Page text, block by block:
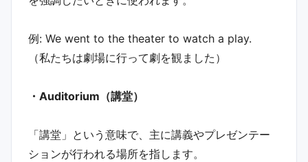
例: We went to the theater to watch a play.
（私たちは劇場に行って劇を観ました）
・Auditorium（講堂）
「講堂」という意味で、主に講義やプレゼンテー
ションが行われる場所を指します。